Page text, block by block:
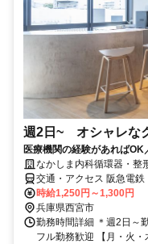
週2日~ オシャレな
医療機関の経験があれば
なかしま内科循環器・整
交通・アクセス 阪急電
から1駅 ＊JR「西宮駅」
時給1,250円～1,300円
兵庫県西宮市
勤務時間詳細 ＊週2日～
フル勤務歓迎 【月・火